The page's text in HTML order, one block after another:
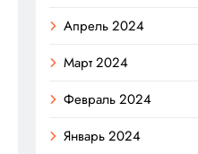
Апрель 2024
Март 2024
Февраль 2024
Январь 2024